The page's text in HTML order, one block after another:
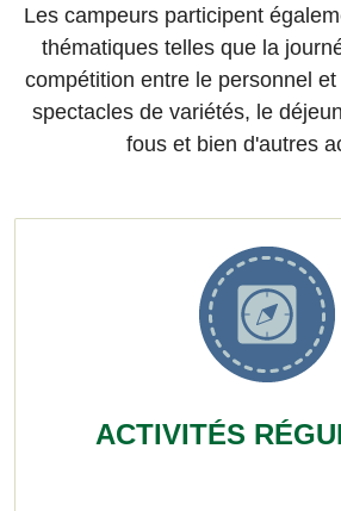
Les campeurs participent
thématiques telles que la
compétition entre le personnel
spectacles de variétés, le
fous et bien d'autres
ACTIVITÉS